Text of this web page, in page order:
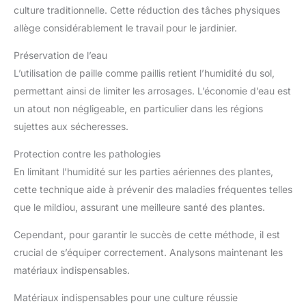
culture traditionnelle. Cette réduction des tâches physiques
allège considérablement le travail pour le jardinier.
Préservation de l’eau
L’utilisation de paille comme paillis retient l’humidité du sol,
permettant ainsi de limiter les arrosages. L’économie d’eau est
un atout non négligeable, en particulier dans les régions
sujettes aux sécheresses.
Protection contre les pathologies
En limitant l’humidité sur les parties aériennes des plantes,
cette technique aide à prévenir des maladies fréquentes telles
que le mildiou, assurant une meilleure santé des plantes.
Cependant, pour garantir le succès de cette méthode, il est
crucial de s’équiper correctement. Analysons maintenant les
matériaux indispensables.
Matériaux indispensables pour une culture réussie